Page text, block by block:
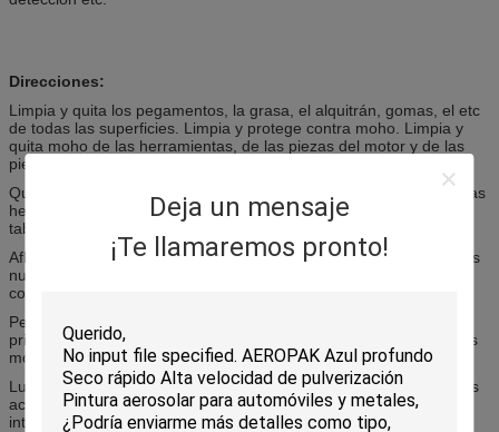
Deja un mensaje
¡Te llamaremos pronto!
Direcciones:
Limpia y quita los pegamentos, la grasa, el alquitrán, gomas, el etc
de todas las superficies. Limpia y protege contra moho. Limpia y
quita moho de las herramientas, de las piezas del motor y de las
piezas del cromo.
Quita la humedad de todas las superficies, eg.: bujías, juntas de las
herramientas de las igniciones del coche, hacia fuera motor del
tablero y máquinas.
Afloja y penetra a fondo piezas aherrumbradas, las cerraduras, las
nueces agarradas - y - los pernos, las válvulas, las juntas y las
correas aherrumbradas del metal.
Penetra y lubrica las bisagras, las puertas, las ventanas, las
primaveras, las poleas, las cadenas, los embragues y otras piezas
móviles, así para chirridos ruidosos.
Lubrica y las piezas del motor de los O.N.U-atascos, las juntas, los
acoplamientos y los cables pegajosos. Limpia y penetra piezas
internas del motor y quita moho.